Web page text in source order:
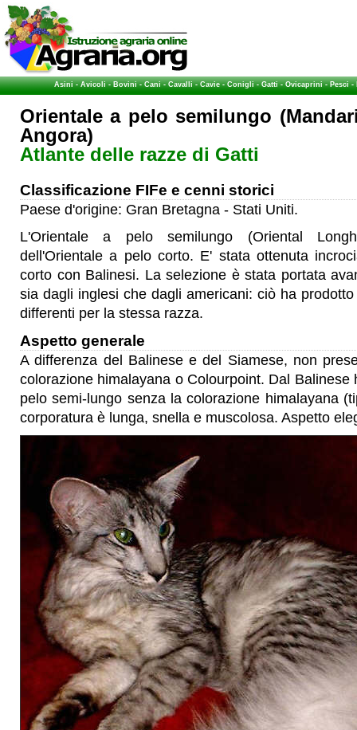
Asini-Avicoli-Bovini-Cani-Cavalli-Cavie-Conigli-Gatti-Ovicaprini-Pesci-
Orientale a pelo semilungo
Angora)
Atlante delle razze di Gatti
Classificazione FIFe e cenni storici
Paese d'origine: Gran Bretagna - Stati Uniti.
L'Orientale a pelo semilungo (Oriental
dell'Orientale a pelo corto. E' stata ottenuta
corto con Balinesi. La selezione è stata portata
sia dagli inglesi che dagli americani: ciò ha
differenti per la stessa razza.
Aspetto generale
A differenza del Balinese e del Siamese, non
colorazione himalayana o Colourpoint. Dal Balinese
pelo semi-lungo senza la colorazione himalayana
corporatura è lunga, snella e muscolosa. Aspetto